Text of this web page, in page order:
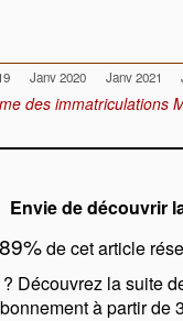
Janv 2020 Janv 2021
des immatriculations
Envie de découvrir
89%de cet article
Découvrez la suite
à partir de